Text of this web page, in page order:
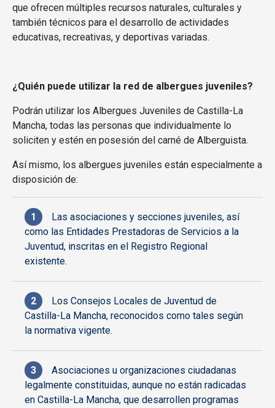
que ofrecen múltiples recursos naturales, culturales y
también técnicos para el desarrollo de actividades
educativas, recreativas, y deportivas variadas.
¿Quién puede utilizar la red de albergues juveniles?
Podrán utilizar los Albergues Juveniles de Castilla-La
Mancha, todas las personas que individualmente lo
soliciten y estén en posesión del carné de Alberguista.
Así mismo, los albergues juveniles están especialmente a
disposición de:
Las asociaciones y secciones juveniles, así
como las Entidades Prestadoras de Servicios a la
Juventud, inscritas en el Registro Regional
existente.
Los Consejos Locales de Juventud de
Castilla-La Mancha, reconocidos como tales según
la normativa vigente.
Asociaciones u organizaciones ciudadanas
legalmente constituidas, aunque no están radicadas
en Castilla-La Mancha, que desarrollen programas